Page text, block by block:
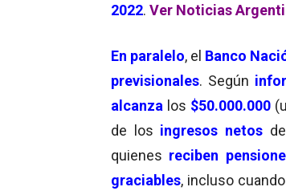
2022. Ver Noticias
En paralelo, el Banco
previsionales. Según
alcanza los $50.000.000
de los ingresos netos
quienes reciben
graciables, incluso